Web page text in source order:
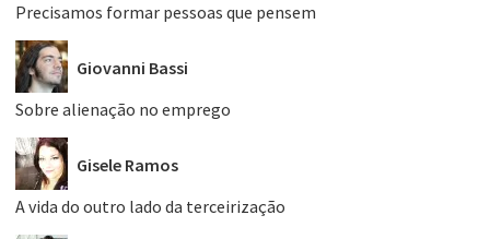
Precisamos formar pessoas que pensem
Giovanni Bassi
Sobre alienação no emprego
Gisele Ramos
A vida do outro lado da terceirização